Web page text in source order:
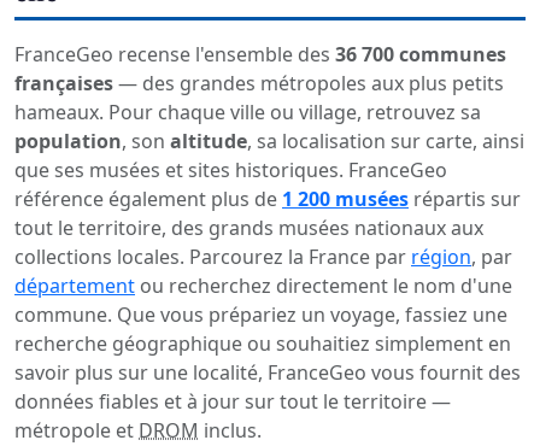
FranceGeo recense l'ensemble des 36 700 communes
françaises— des grandes métropoles aux plus petits
hameaux. Pour chaque ville ou village, retrouvez sa
population, son altitude, sa localisation sur carte, ainsi
que ses musées et sites historiques. FranceGeo
référence également plus de 1 200 musées répartis sur
tout le territoire, des grands musées nationaux aux
collections locales. Parcourez la France par région, par
département ou recherchez directement le nom d'une
commune. Que vous prépariez un voyage, fassiez une
recherche géographique ou souhaitiez simplement en
savoir plus sur une localité, FranceGeo vous fournit des
données fiables et à jour sur tout le territoire —
métropole et DROM inclus.